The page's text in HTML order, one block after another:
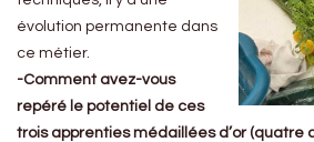
évolution permanente dans
ce métier.
-Comment avez-vous
repéré le potentiel de ces
trois apprenties médaillées d’or (quatre